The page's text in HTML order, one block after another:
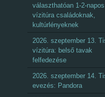
választhatóan 1-2-napos
vízitúra családoknak,
kultúrlényeknek
2026. szeptember 13.
vízitúra: belső tavak
felfedezése
2026. szeptember 14.
evezés: Pandora